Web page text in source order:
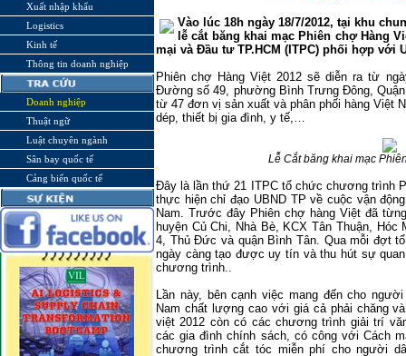
Xuất nhập khẩu
Logistics
Kinh tế
Thông tin doanh nghiệp
Doanh nghiệp
Thuật ngữ
Luật chuyên ngành
Sân bay quốc tế
Cảng biển quốc tế
Vào lúc 18h ngày 18/7/2012, tại khu
lễ cắt băng khai mạc Phiên chợ Hàng
mại và Đầu tư TP.HCM (ITPC) phối hợp với
Phiên chợ Hàng Việt 2012 sẽ diễn ra từ
Đường số 49, phường Bình Trưng Đông,
từ 47 đơn vị sản xuất và phân phối hàng Việt
dép, thiết bị gia đình, y tế,…
Lễ Cắt băng khai mạc
Đây là lần thứ 21 ITPC tổ chức chương trình
thực hiện chỉ đạo UBND TP về cuộc vận
Nam. Trước đây Phiên chợ hàng Việt đã
huyện Củ Chi, Nhà Bè, KCX Tân Thuận,
4, Thủ Đức và quận Bình Tân. Qua mỗi đợt
ngày càng tạo được uy tín và thu hút sự
chương trình..
Lần này, bên cạnh việc mang đến cho
Nam chất lượng cao với giá cả phải chăng
việt 2012 còn có các chương trình giải trí
các gia đình chính sách, có công với Cách
chương trình cắt tóc miễn phí cho người